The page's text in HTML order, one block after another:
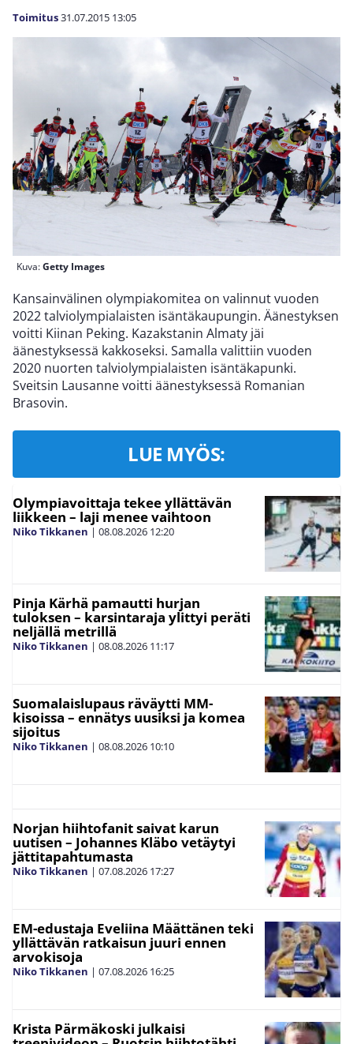
Toimitus31.07.2015 13:05
Kuva:Getty Images
Kansainvälinen olympiakomitea on valinnut vuoden
2022 talviolympialaisten isäntäkaupungin. Äänestyksen
voitti Kiinan Peking. Kazakstanin Almaty jäi
äänestyksessä kakkoseksi. Samalla valittiin vuoden
2020 nuorten talviolympialaisten isäntäkapunki.
Sveitsin Lausanne voitti äänestyksessä Romanian
Brasovin.
LUE MYÖS:
Olympiavoittaja tekee yllättävän
liikkeen – laji menee vaihtoon
Niko Tikkanen | 08.08.2026 12:20
Pinja Kärhä pamautti hurjan
tuloksen – karsintaraja ylittyi peräti
neljällä metrillä
Niko Tikkanen | 08.08.2026 11:17
Suomalaislupaus räväytti MM-
kisoissa – ennätys uusiksi ja komea
sijoitus
Niko Tikkanen | 08.08.2026 10:10
Norjan hiihtofanit saivat karun
uutisen – Johannes Kläbo vetäytyi
jättitapahtumasta
Niko Tikkanen | 07.08.2026 17:27
EM-edustaja Eveliina Määttänen teki
yllättävän ratkaisun juuri ennen
arvokisoja
Niko Tikkanen | 07.08.2026 16:25
Krista Pärmäkoski julkaisi